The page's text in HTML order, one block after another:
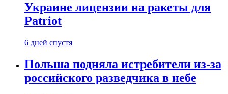
Украине лицензии на ракеты для
Patriot
6 дней спустя
Польша подняла истребители из-за
российского разведчика в небе